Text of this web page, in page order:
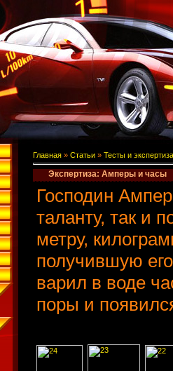
Главная » Статьи » Тесты и экспертиза
Экспертиза: Амперы и часы
Господин
таланту, так и
метру,
получившую
варил в воде
поры и